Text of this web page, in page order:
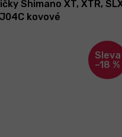
–18 %
Shimano XT, XTR,
J04C kovové